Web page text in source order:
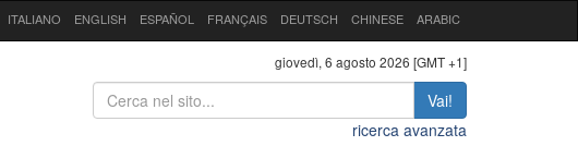
ITALIANO ENGLISH ESPAÑOL FRANÇAIS DEUTSCH CHINESE ARABIC
giovedì, 6 agosto 2026 [GMT +1]
Vai!
ricerca avanzata